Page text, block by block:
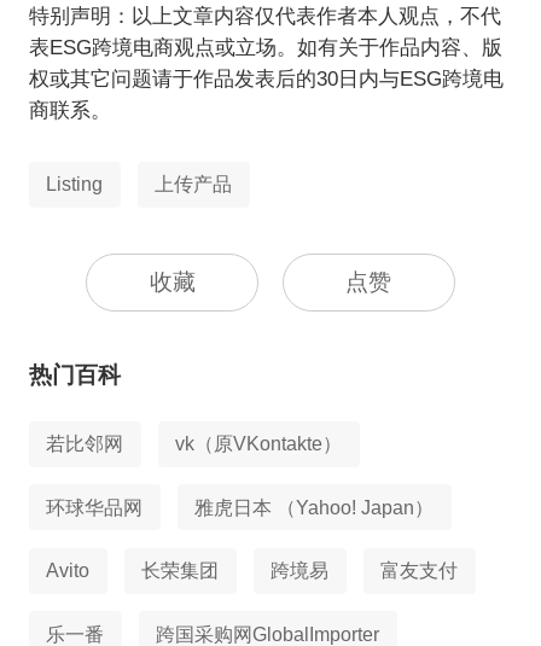
特别声明：以上文章内容仅代表作者本人观点，不代
表ESG跨境电商观点或立场。如有关于作品内容、版
权或其它问题请于作品发表后的30日内与ESG跨境电
商联系。
Listing 上传产品
收藏 点赞
热门百科
若比邻网 vk（原VKontakte）
环球华品网 雅虎日本 （Yahoo! Japan）
Avito 长荣集团 跨境易 富友支付
乐一番 跨国采购网GlobalImporter